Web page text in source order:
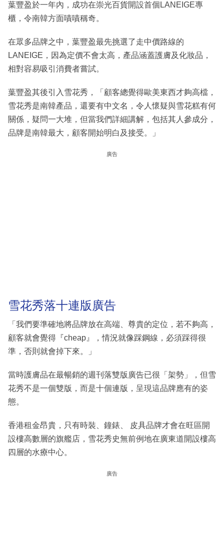
葉豐盈於一年內，成功在崇光百貨開設首個LANEIGE專
櫃，令南韓方面嘖嘖稱奇。
在眾多品牌之中，葉豐盈最先挑選了走中價路線的
LANEIGE，因為定價不會太高，產品涵蓋護膚及化妝品，
相對容易吸引消費者嘗試。
葉豐盈其後引入雪花秀，「顧客總覺得歐美東西才夠高檔，
雪花秀是南韓產品，還要有中文名，令人懷疑與雪花糕有何
關係，疑問一大堆，但當我們詳細講解，包括其人參成分，
品牌是南韓最大，顧客開始明白及接受。」
廣告
雪花秀落十連版廣告
「我們要準確地將品牌放在高端、尊貴的定位，若不夠高，
顧客就會覺得『cheap』，情況就像踩鋼線，必須踩得很
準，否則就會掉下來。」
當時護膚品在最暢銷的週刊落雙版廣告已很「架勢」，但雪
花秀不是一個雙版，而是十個連版，呈現這品牌應有的姿
態。
香港租金昂貴，只有時裝、鐘錶、 皮具品牌才會在旺區開
設樓高數層的旗艦店，雪花秀史無前例地在廣東道開設樓高
四層的水療中心。
廣告